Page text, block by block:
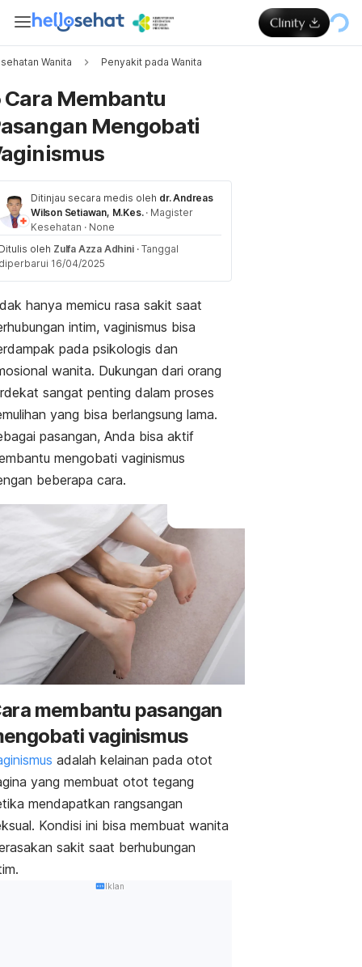
Wanita Penyakit pada Wanita
Cara Membantu
Mengobati
Ditinjau secara medis oleh dr. Andreas
Wilson Setiawan, M.Kes. · Magister
Kesehatan · None
oleh Zulfa Azza Adhini · Tanggal
16/04/2025
hanya memicu rasa sakit saat
intim, vaginismus bisa
pada psikologis dan
wanita. Dukungan dari orang
sangat penting dalam proses
yang bisa berlangsung lama.
pasangan, Anda bisa aktif
mengobati vaginismus
beberapa cara.
membantu pasangan
vaginismus
adalah kelainan pada otot
yang membuat otot tegang
mendapatkan rangsangan
Kondisi ini bisa membuat wanita
sakit saat berhubungan
Iklan